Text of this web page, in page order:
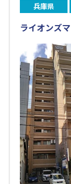
兵庫県
ライオンズ